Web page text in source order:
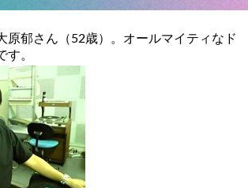
原郁さん（52歳）。オールマイティなド
す。